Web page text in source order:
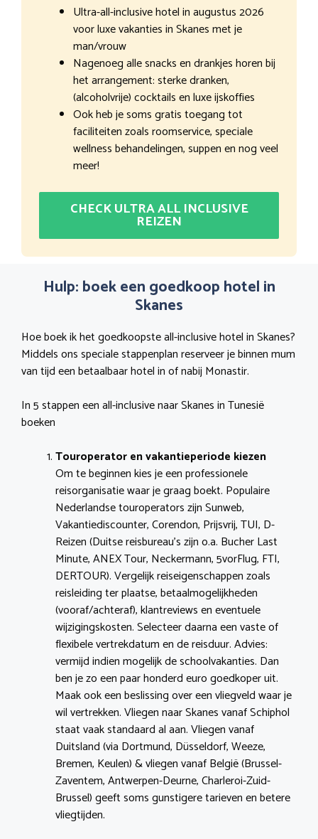
Ultra-all-inclusive hotel in augustus 2026
voor luxe vakanties in Skanes met je
man/vrouw
Nagenoeg alle snacks en drankjes horen bij
het arrangement: sterke dranken,
(alcoholvrije) cocktails en luxe ijskoffies
Ook heb je soms gratis toegang tot
faciliteiten zoals roomservice, speciale
wellness behandelingen, suppen en nog veel
meer!
CHECK ULTRA ALL INCLUSIVE
REIZEN
Hulp: boek een goedkoop hotel in
Skanes
Hoe boek ik het goedkoopste all-inclusive hotel in Skanes?
Middels ons speciale stappenplan reserveer je binnen mum
van tijd een betaalbaar hotel in of nabij Monastir.
In 5 stappen een all-inclusive naar Skanes in Tunesië
boeken
Touroperator en vakantieperiode kiezen
Om te beginnen kies je een professionele
reisorganisatie waar je graag boekt. Populaire
Nederlandse touroperators zijn Sunweb,
Vakantiediscounter, Corendon, Prijsvrij, TUI, D-
Reizen (Duitse reisbureau’s zijn o.a. Bucher Last
Minute, ANEX Tour, Neckermann, 5vorFlug, FTI,
DERTOUR). Vergelijk reiseigenschappen zoals
reisleiding ter plaatse, betaalmogelijkheden
(vooraf/achteraf), klantreviews en eventuele
wijzigingskosten. Selecteer daarna een vaste of
flexibele vertrekdatum en de reisduur. Advies:
vermijd indien mogelijk de schoolvakanties. Dan
ben je zo een paar honderd euro goedkoper uit.
Maak ook een beslissing over een vliegveld waar je
wil vertrekken. Vliegen naar Skanes vanaf Schiphol
staat vaak standaard al aan. Vliegen vanaf
Duitsland (via Dortmund, Düsseldorf, Weeze,
Bremen, Keulen) & vliegen vanaf België (Brussel-
Zaventem, Antwerpen-Deurne, Charleroi-Zuid-
Brussel) geeft soms gunstigere tarieven en betere
vliegtijden.